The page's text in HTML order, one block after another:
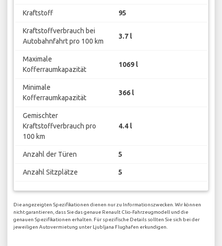
Kraftstoff 95
Kraftstoffverbrauch bei
Autobahnfahrt pro 100 km
3.7 l
Maximale
Kofferraumkapazität
1069 l
Minimale
Kofferraumkapazität
366 l
Gemischter
Kraftstoffverbrauch pro
100 km
4.4 l
Anzahl der Türen 5
Anzahl Sitzplätze 5
Die angezeigten Spezifikationen dienen nur zu Informationszwecken. Wir können
nicht garantieren, dass Sie das genaue Renault Clio-Fahrzeugmodell und die
genauen Spezifikationen erhalten. Für spezifische Details sollten Sie sich bei der
jeweiligen Autovermietung unter Ljubljana Flughafen erkundigen.